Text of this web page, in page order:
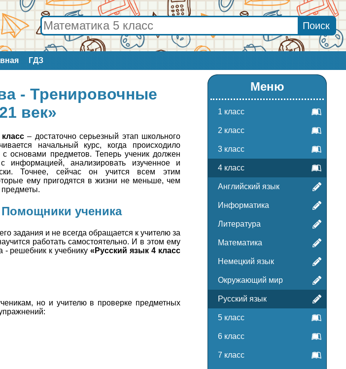
ГДЗ
- Тренировочные
век»
– достаточно серьезный этап школьного
начальный курс, когда происходило
с основами предметов. Теперь ученик должен
информацией, анализировать изученное и
Точнее, сейчас он учится всем этим
ему пригодятся в жизни не меньше, чем
Помощники ученика
задания и не всегда обращается к учителю за
работать самостоятельно. И в этом ему
- решебник к учебнику«Русский язык 4 класс
но и учителю в проверке предметных
Меню
1 класс
2 класс
3 класс
4 класс
Английский язык
Информатика
Литература
Математика
Немецкий язык
Окружающий мир
Русский язык
5 класс
6 класс
7 класс